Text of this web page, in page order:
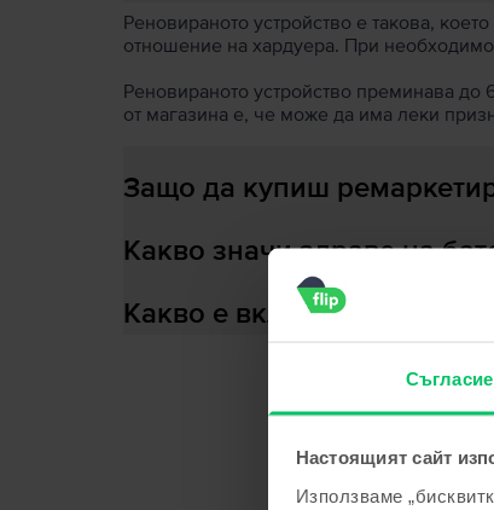
Съгласие
Настоящият сайт
Използваме
Реновираното устройство е такова,
отношение на хардуера. При
Реновираното устройство преминава до
от магазина е, че може да има леки
Защо да купиш
Какво значи здраве на
Какво е включено в